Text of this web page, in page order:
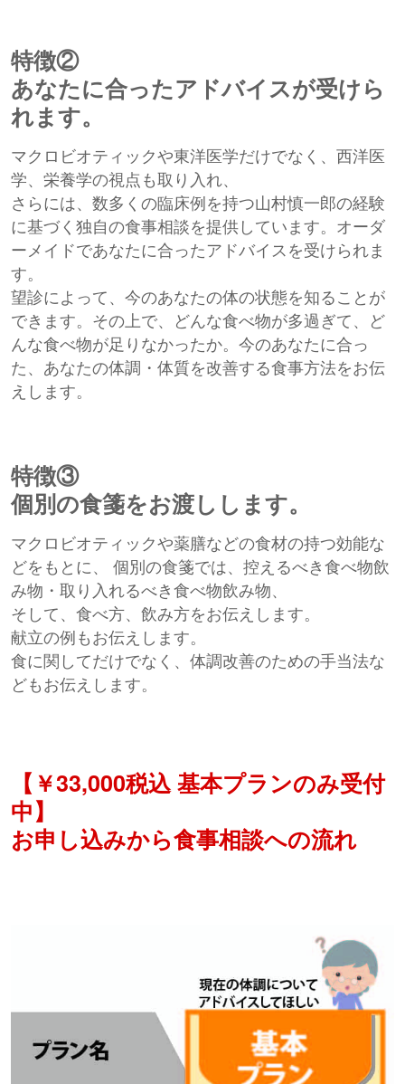
特徴②
あなたに合ったアドバイスが受けら
れます。
マクロビオティックや東洋医学だけでなく、西洋医
学、栄養学の視点も取り入れ、
さらには、数多くの臨床例を持つ山村慎一郎の経験
に基づく独自の食事相談を提供しています。オーダ
ーメイドであなたに合ったアドバイスを受けられま
す。
望診によって、今のあなたの体の状態を知ることが
できます。その上で、どんな食べ物が多過ぎて、ど
んな食べ物が足りなかったか。今のあなたに合っ
た、あなたの体調・体質を改善する食事方法をお伝
えします。
特徴③
個別の食箋をお渡しします。
マクロビオティックや薬膳などの食材の持つ効能な
どをもとに、 個別の食箋では、控えるべき食べ物飲
み物・取り入れるべき食べ物飲み物、
そして、食べ方、飲み方をお伝えします。
献立の例もお伝えします。
食に関してだけでなく、体調改善のための手当法な
どもお伝えします。
【￥33,000税込 基本プランのみ受付
中】
お申し込みから食事相談への流れ